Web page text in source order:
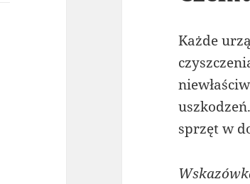
Każde
sprzęt w